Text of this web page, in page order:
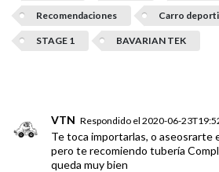
Recomendaciones Carro
STAGE 1 BAVARIAN TEK
VTN Respondido el2020-06-
Te toca importarlas, o aseosrarte
pero te recomiendo tubería
queda muy bien